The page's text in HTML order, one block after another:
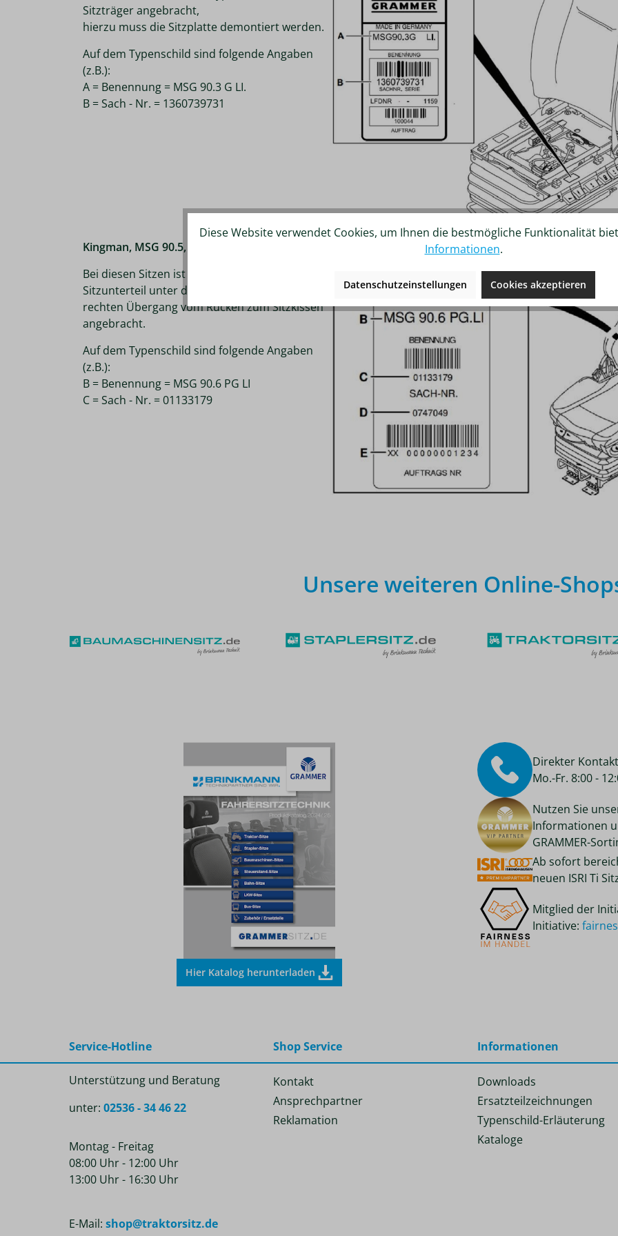
Sitzträger angebracht,
hierzu muss die Sitzplatte demontiert werden.
Auf dem Typenschild sind folgende Angaben
(z.B.):
A = Benennung = MSG 90.3 G LI.
B = Sach - Nr. = 1360739731
Kingman, MSG 90.5, MSG 90.6
Bei diesen Sitzen ist das Typenschild vorn am
Sitzunterteil unter dem Faltenbalg oder im
rechten Übergang vom Rücken zum Sitzkissen
angebracht.
Auf dem Typenschild sind folgende Angaben
(z.B.):
B = Benennung = MSG 90.6 PG LI
C = Sach - Nr. = 01133179
Unsere weiteren Online-
Hier Katalog herunterladen
Direkter
Mo.-Fr. 8:00 -
Nutzen Sie
Informationen
GRAMMER-
Ab sofort
neuen ISRI Ti
Mitglied der
Initiative:
Service-Hotline
Unterstützung und Beratung
unter: 02536 - 34 46 22
Montag - Freitag
08:00 Uhr - 12:00 Uhr
13:00 Uhr - 16:30 Uhr
E-Mail: shop@traktorsitz.de
Shop Service
Kontakt
Ansprechpartner
Reklamation
Informationen
Downloads
Ersatzteilzeichnungen
Typenschild-Erläuterung
Kataloge
Diese Website verwendet Cookies, um Ihnen die bestmögliche Funktionalität
Informationen.
Datenschutzeinstellungen Cookies akzeptieren